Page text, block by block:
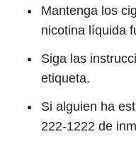
Mantenga los
nicotina líquida
Siga las
etiqueta.
Si alguien ha
222-1222 de